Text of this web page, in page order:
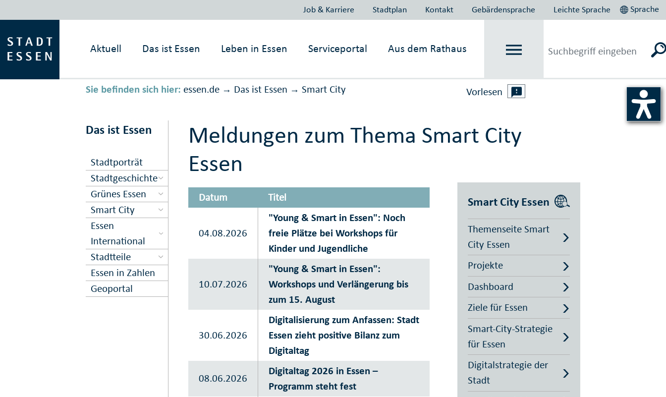
Job & Karriere Stadtplan Kontakt Gebärdensprache Leichte Sprache Sprache
Aktuell Das ist Essen Leben in Essen Serviceportal Aus dem Rathaus
Sie befinden sich hier: essen.de → Das ist Essen → Smart City Vorlesen
Das ist Essen
Stadtporträt
Stadtgeschichte
Grünes Essen
Smart City
Essen
International
Stadtteile
Essen in Zahlen
Geoportal
Meldungen zum Thema Smart City
Essen
Datum Titel
04.08.2026
"Young & Smart in Essen": Noch
freie Plätze bei Workshops für
Kinder und Jugendliche
10.07.2026
"Young & Smart in Essen":
Workshops und Verlängerung bis
zum 15. August
30.06.2026
Digitalisierung zum Anfassen: Stadt
Essen zieht positive Bilanz zum
Digitaltag
08.06.2026
Digitaltag 2026 in Essen –
Programm steht fest
Smart City Essen
Themenseite Smart
City Essen
Projekte
Dashboard
Ziele für Essen
Smart-City-Strategie
für Essen
Digitalstrategie der
Stadt